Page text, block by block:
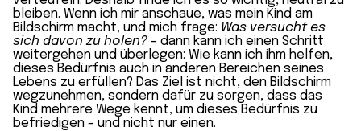
bleiben. Wenn ich mir anschaue, was mein Kind am
Bildschirm macht, und mich frage: Was versucht es
sich davon zu holen? – dann kann ich einen Schritt
weitergehen und überlegen: Wie kann ich ihm helfen,
dieses Bedürfnis auch in anderen Bereichen seines
Lebens zu erfüllen? Das Ziel ist nicht, den Bildschirm
wegzunehmen, sondern dafür zu sorgen, dass das
Kind mehrere Wege kennt, um dieses Bedürfnis zu
befriedigen – und nicht nur einen.